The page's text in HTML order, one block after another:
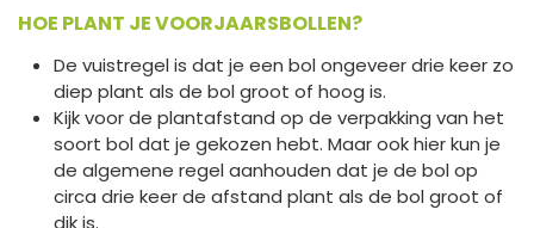
HOE PLANT JE VOORJAARSBOLLEN?
De vuistregel is dat je een bol ongeveer drie keer zo
diep plant als de bol groot of hoog is.
Kijk voor de plantafstand op de verpakking van het
soort bol dat je gekozen hebt. Maar ook hier kun je
de algemene regel aanhouden dat je de bol op
circa drie keer de afstand plant als de bol groot of
dik is.